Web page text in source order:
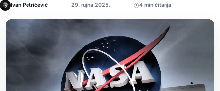
Ivan Petričević 29. rujna 2025. 4 min čitanja